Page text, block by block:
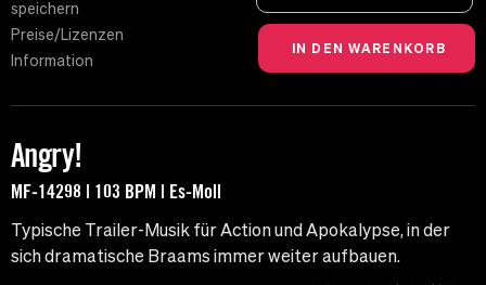
speichern
Preise/Lizenzen
Information
Angry!
MF-14298 | 103 BPM | Es-Moll
Typische Trailer-Musik für Action und Apokalypse, in der
sich dramatische Braams immer weiter aufbauen.